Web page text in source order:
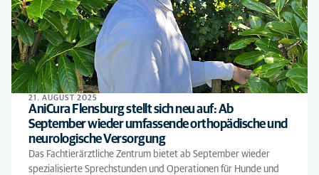
21. AUGUST 2025
AniCura Flensburg stellt sich neu auf: Ab
September wieder umfassende orthopädische und
neurologische Versorgung
Das Fachtierärztliche Zentrum bietet ab September wieder
spezialisierte Sprechstunden und Operationen für Hunde und